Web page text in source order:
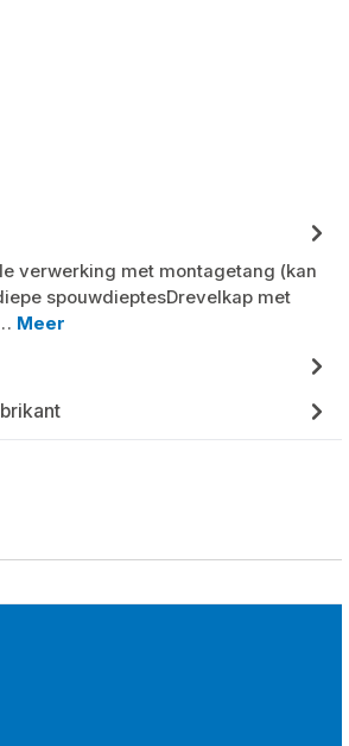
verwerking met montagetang (kan
spouwdieptesDrevelkap met
Meer